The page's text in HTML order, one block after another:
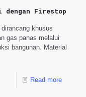
dengan Firestop
khusus
gas panas melalui
bangunan. Material
Read more